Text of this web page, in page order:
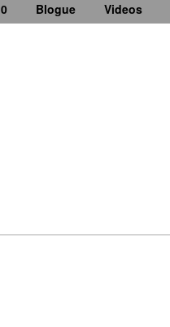
Blogue Videos